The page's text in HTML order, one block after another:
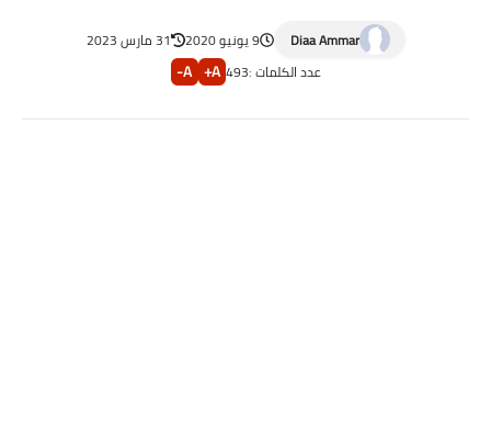
Diaa Ammar 9 يونيو 2020
31 مارس 2023
عدد الكلمات :493
A+
A-